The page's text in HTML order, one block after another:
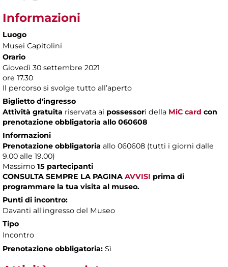
Informazioni
Luogo
Musei Capitolini
Orario
Giovedì 30 settembre 2021
ore 17.30
Il percorso si svolge tutto all’aperto
Biglietto d'ingresso
Attività gratuita riservata ai possessori della MiC card con
prenotazione obbligatoria allo 060608
Informazioni
Prenotazione obbligatoria allo 060608 (tutti i giorni dalle
9.00 alle 19.00)
Massimo 15 partecipanti
CONSULTA SEMPRE LA PAGINA AVVISI prima di
programmare la tua visita al museo.
Punti di incontro:
Davanti all'ingresso del Museo
Tipo
Incontro
Prenotazione obbligatoria: Sì